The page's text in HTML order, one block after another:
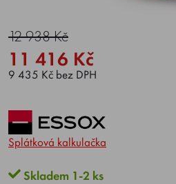
12 938 Kč
11 416 Kč
9 435 Kč bez DPH
Splátková kalkulačka
Skladem 1-2 ks